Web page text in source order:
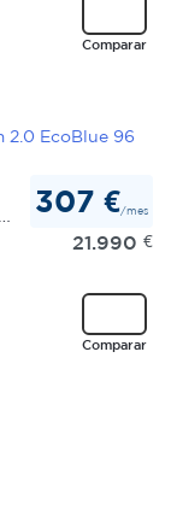
Comparar
307 €/mes
21.990 €
Comparar